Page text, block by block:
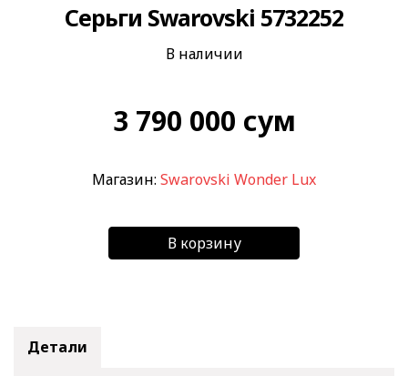
Серьги Swarovski 5732252
В наличии
3 790 000 сум
Магазин: Swarovski Wonder Lux
В корзину
Детали